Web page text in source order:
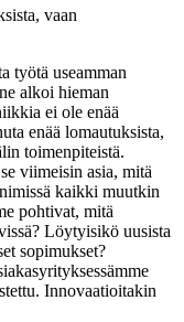
vaan
työtä useamman
alkoi hieman
ei ole enää
enää lomautuksista,
toimenpiteistä.
viimeisin asia, mitä
kaikki muutkin
pohtivat, mitä
Löytyisikö uusista
sopimukset?
Innovaatioitakin